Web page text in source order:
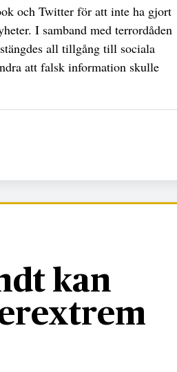
och Twitter för att inte ha gjort
I samband med terrordåden
all tillgång till sociala
att falsk information skulle
kan